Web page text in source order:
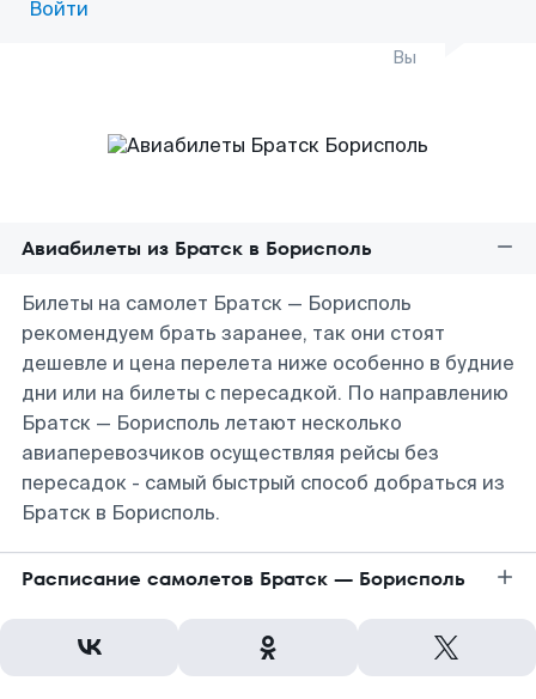
Войти
Вы
Авиабилеты из Братск в Борисполь
Билеты на самолет Братск — Борисполь
рекомендуем брать заранее, так они стоят
дешевле и цена перелета ниже особенно в будние
дни или на билеты с пересадкой. По направлению
Братск — Борисполь летают несколько
авиаперевозчиков осуществляя рейсы без
пересадок - самый быстрый способ добраться из
Братск в Борисполь.
Расписание самолетов Братск — Борисполь